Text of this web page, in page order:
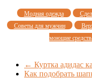
Модная одежда
Советы для мужчин
моющие
← Куртка адидас
Как подобрать